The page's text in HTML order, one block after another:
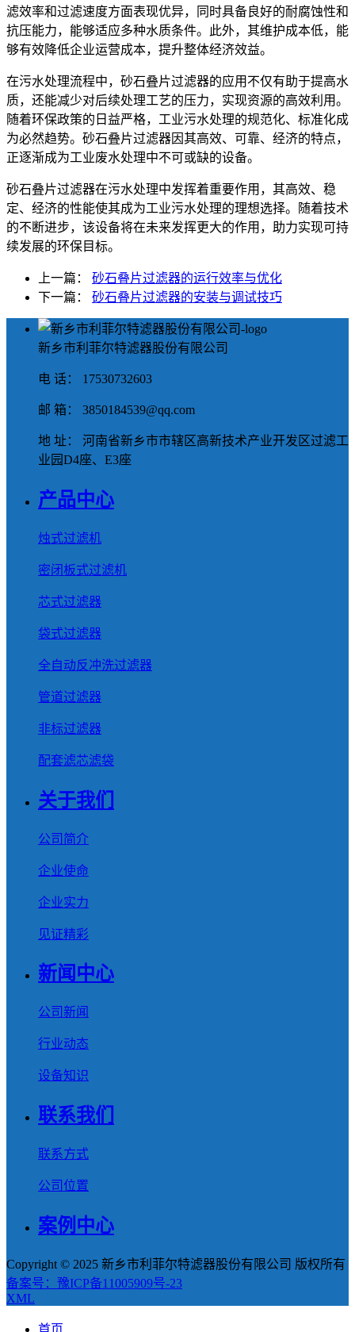
滤效率和过滤速度方面表现优异，同时具备良好的耐腐蚀性和
抗压能力，能够适应多种水质条件。此外，其维护成本低，能
够有效降低企业运营成本，提升整体经济效益。
在污水处理流程中，砂石叠片过滤器的应用不仅有助于提高水
质，还能减少对后续处理工艺的压力，实现资源的高效利用。
随着环保政策的日益严格，工业污水处理的规范化、标准化成
为必然趋势。砂石叠片过滤器因其高效、可靠、经济的特点，
正逐渐成为工业废水处理中不可或缺的设备。
砂石叠片过滤器在污水处理中发挥着重要作用，其高效、稳
定、经济的性能使其成为工业污水处理的理想选择。随着技术
的不断进步，该设备将在未来发挥更大的作用，助力实现可持
续发展的环保目标。
上一篇： 砂石叠片过滤器的运行效率与优化
下一篇： 砂石叠片过滤器的安装与调试技巧
新乡市利菲尔特滤器股份有限公司
电 话： 17530732603
邮 箱： 3850184539@qq.com
地 址： 河南省新乡市市辖区高新技术产业开发区过滤工
业园D4座、E3座
产品中心
烛式过滤机
密闭板式过滤机
芯式过滤器
袋式过滤器
全自动反冲洗过滤器
管道过滤器
非标过滤器
配套滤芯滤袋
关于我们
公司简介
企业使命
企业实力
见证精彩
新闻中心
公司新闻
行业动态
设备知识
联系我们
联系方式
公司位置
案例中心
Copyright © 2025 新乡市利菲尔特滤器股份有限公司 版权所有
备案号：豫ICP备11005909号-23
XML
首页